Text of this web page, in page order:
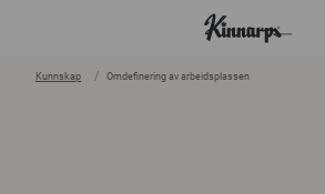
Kunnskap Omdefinering av arbeidsplassen